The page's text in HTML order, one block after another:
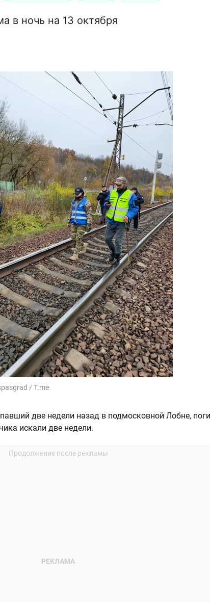
в ночь на 13 октября
/ T.me
две недели назад в подмосковной Лобне,
искали две недели.